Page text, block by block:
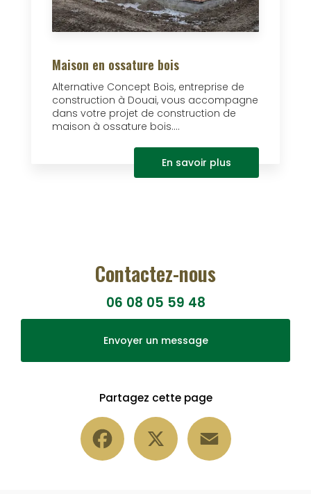
Maison en ossature bois
Alternative Concept Bois, entreprise de
construction à Douai, vous accompagne
dans votre projet de construction de
maison à ossature bois....
En savoir plus
Contactez-nous
06 08 05 59 48
Envoyer un message
Partagez cette page
Facebook